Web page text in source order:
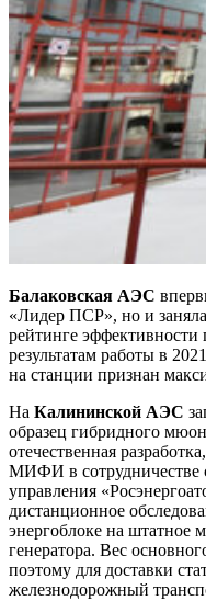
Балаковская АЭС
«Лидер ПСР», но и
рейтинге
результатам работы в
на станции признан
На Калининской АЭС
образец гибридного
отечественная
МИФИ в
управления
дистанционное
энергоблоке на штатное
генератора. Вес
поэтому для доставки
железнодорожный